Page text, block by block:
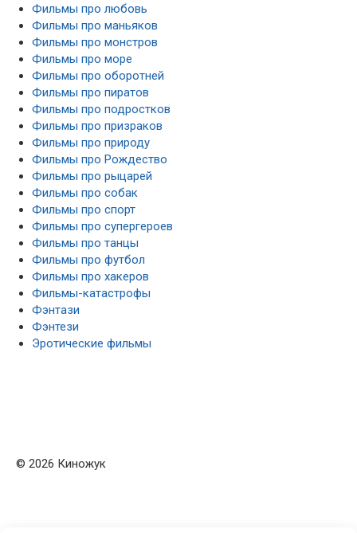
Фильмы про любовь
Фильмы про маньяков
Фильмы про монстров
Фильмы про море
Фильмы про оборотней
Фильмы про пиратов
Фильмы про подростков
Фильмы про призраков
Фильмы про природу
Фильмы про Рождество
Фильмы про рыцарей
Фильмы про собак
Фильмы про спорт
Фильмы про супергероев
Фильмы про танцы
Фильмы про футбол
Фильмы про хакеров
Фильмы-катастрофы
Фэнтази
Фэнтези
Эротические фильмы
© 2026 Киножук